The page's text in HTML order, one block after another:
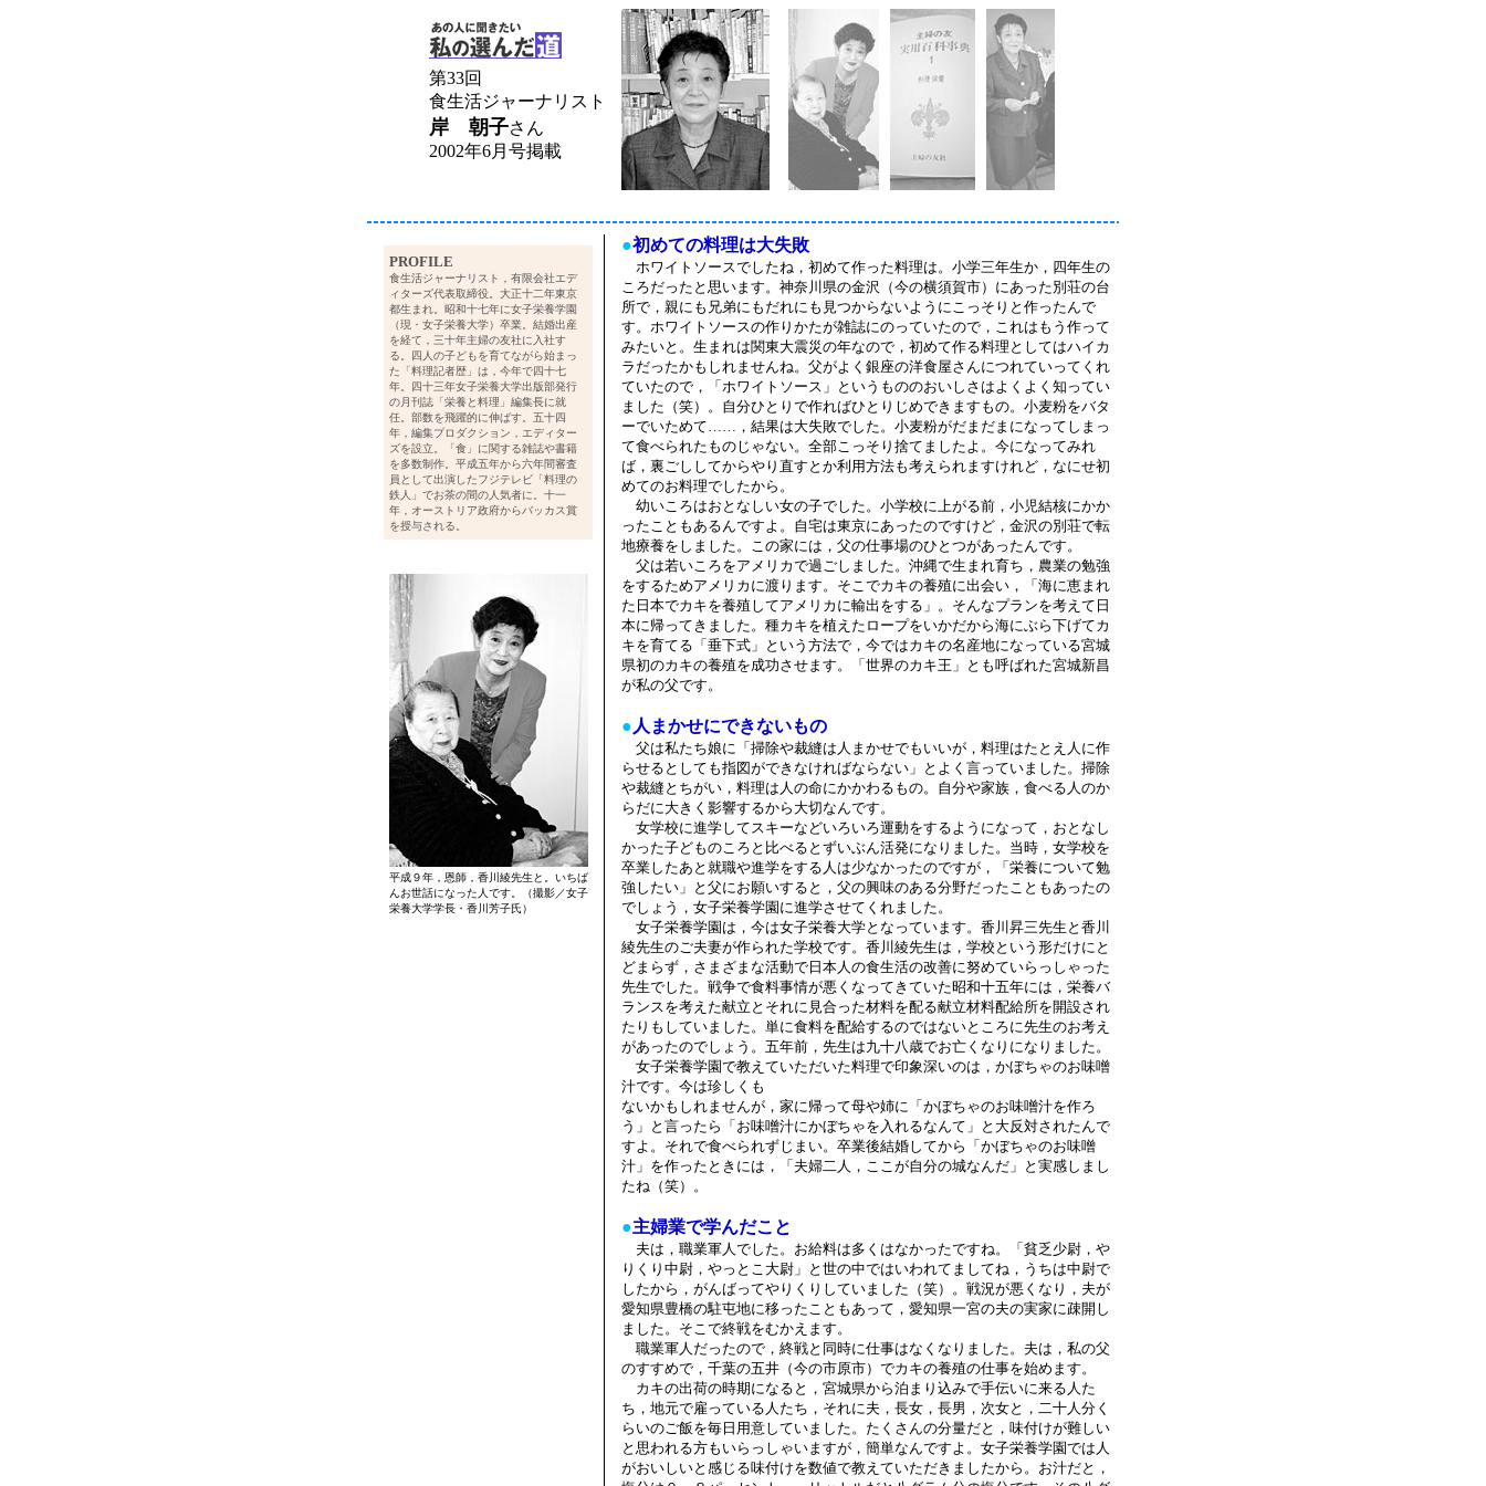
第33回
食生活ジャーナリスト
岸 朝子さん
2002年6月号掲載
PROFILE
食生活ジャーナリスト，有限会社エデ
ィターズ代表取締役。大正十二年東京
都生まれ。昭和十七年に女子栄養学園
（現・女子栄養大学）卒業。結婚出産
を経て，三十年主婦の友社に入社す
る。四人の子どもを育てながら始まっ
た「料理記者歴」は，今年で四十七
年。四十三年女子栄養大学出版部発行
の月刊誌「栄養と料理」編集長に就
任。部数を飛躍的に伸ばす。五十四
年，編集プロダクション，エディター
ズを設立。「食」に関する雑誌や書籍
を多数制作。平成五年から六年間審査
員として出演したフジテレビ「料理の
鉄人」でお茶の間の人気者に。十一
年，オーストリア政府からバッカス賞
を授与される。
平成９年，恩師，香川綾先生と。いちば
んお世話になった人です。（撮影／女子
栄養大学学長・香川芳子氏）
●初めての料理は大失敗
ホワイトソースでしたね，初めて作った料理は。小学三年生か，四年生の
ころだったと思います。神奈川県の金沢（今の横須賀市）にあった別荘の台
所で，親にも兄弟にもだれにも見つからないようにこっそりと作ったんで
す。ホワイトソースの作りかたが雑誌にのっていたので，これはもう作って
みたいと。生まれは関東大震災の年なので，初めて作る料理としてはハイカ
ラだったかもしれませんね。父がよく銀座の洋食屋さんにつれていってくれ
ていたので，「ホワイトソース」というもののおいしさはよくよく知ってい
ました（笑）。自分ひとりで作ればひとりじめできますもの。小麦粉をバタ
ーでいためて……，結果は大失敗でした。小麦粉がだまだまになってしまっ
て食べられたものじゃない。全部こっそり捨てましたよ。今になってみれ
ば，裏ごししてからやり直すとか利用方法も考えられますけれど，なにせ初
めてのお料理でしたから。
幼いころはおとなしい女の子でした。小学校に上がる前，小児結核にかか
ったこともあるんですよ。自宅は東京にあったのですけど，金沢の別荘で転
地療養をしました。この家には，父の仕事場のひとつがあったんです。
父は若いころをアメリカで過ごしました。沖縄で生まれ育ち，農業の勉強
をするためアメリカに渡ります。そこでカキの養殖に出会い，「海に恵まれ
た日本でカキを養殖してアメリカに輸出をする」。そんなプランを考えて日
本に帰ってきました。種カキを植えたロープをいかだから海にぶら下げてカ
キを育てる「垂下式」という方法で，今ではカキの名産地になっている宮城
県初のカキの養殖を成功させます。「世界のカキ王」とも呼ばれた宮城新昌
が私の父です。
● 人まかせにできないもの
父は私たち娘に「掃除や裁縫は人まかせでもいいが，料理はたとえ人に作
らせるとしても指図ができなければならない」とよく言っていました。掃除
や裁縫とちがい，料理は人の命にかかわるもの。自分や家族，食べる人のか
らだに大きく影響するから大切なんです。
女学校に進学してスキーなどいろいろ運動をするようになって，おとなし
かった子どものころと比べるとずいぶん活発になりました。当時，女学校を
卒業したあと就職や進学をする人は少なかったのですが，「栄養について勉
強したい」と父にお願いすると，父の興味のある分野だったこともあったの
でしょう，女子栄養学園に進学させてくれました。
女子栄養学園は，今は女子栄養大学となっています。香川昇三先生と香川
綾先生のご夫妻が作られた学校です。香川綾先生は，学校という形だけにと
どまらず，さまざまな活動で日本人の食生活の改善に努めていらっしゃった
先生でした。戦争で食料事情が悪くなってきていた昭和十五年には，栄養バ
ランスを考えた献立とそれに見合った材料を配る献立材料配給所を開設され
たりもしていました。単に食料を配給するのではないところに先生のお考え
があったのでしょう。五年前，先生は九十八歳でお亡くなりになりました。
女子栄養学園で教えていただいた料理で印象深いのは，かぼちゃのお味噌
汁です。今は珍しくも
ないかもしれませんが，家に帰って母や姉に「かぼちゃのお味噌汁を作ろ
う」と言ったら「お味噌汁にかぼちゃを入れるなんて」と大反対されたんで
すよ。それで食べられずじまい。卒業後結婚してから「かぼちゃのお味噌
汁」を作ったときには，「夫婦二人，ここが自分の城なんだ」と実感しまし
たね（笑）。
●主婦業で学んだこと
夫は，職業軍人でした。お給料は多くはなかったですね。「貧乏少尉，や
りくり中尉，やっとこ大尉」と世の中ではいわれてましてね，うちは中尉で
したから，がんばってやりくりしていました（笑）。戦況が悪くなり，夫が
愛知県豊橋の駐屯地に移ったこともあって，愛知県一宮の夫の実家に疎開し
ました。そこで終戦をむかえます。
職業軍人だったので，終戦と同時に仕事はなくなりました。夫は，私の父
のすすめで，千葉の五井（今の市原市）でカキの養殖の仕事を始めます。
カキの出荷の時期になると，宮城県から泊まり込みで手伝いに来る人た
ち，地元で雇っている人たち，それに夫，長女，長男，次女と，二十人分く
らいのご飯を毎日用意していました。たくさんの分量だと，味付けが難しい
と思われる方もいらっしゃいますが，簡単なんですよ。女子栄養学園では人
がおいしいと感じる味付けを数値で教えていただきましたから。お汁だと，